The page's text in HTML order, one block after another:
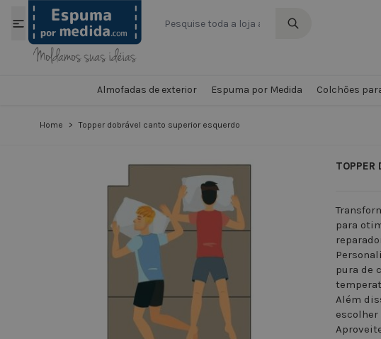
Ir para o Conteúdo
Almofadas de exterior Espuma por Medida Colchões
Home > Topper dobrável canto superior esquerdo
TOPPER
View larger image
para
pura de
Além